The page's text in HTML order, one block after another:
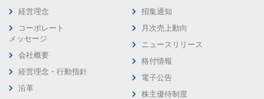
経営理念
コーポレート
メッセージ
会社概要
経営理念・行動指針
沿革
招集通知
月次売上動向
ニュースリリース
格付情報
電子公告
株主優待制度